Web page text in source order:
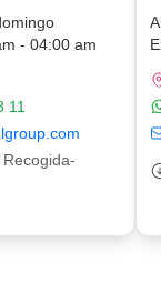
- 04:00 am
11